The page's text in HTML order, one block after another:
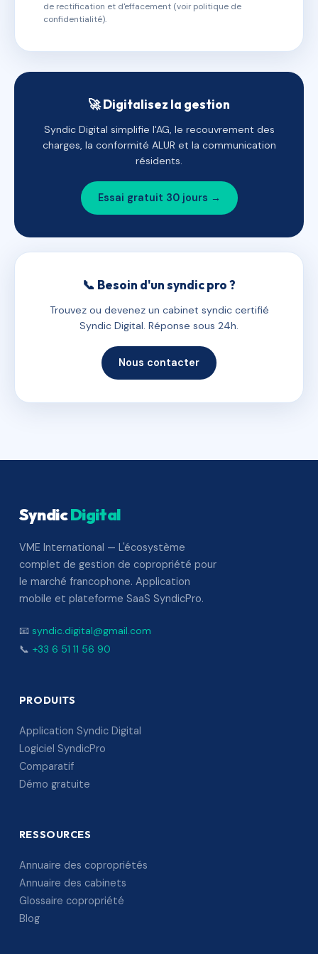
de rectification et d'effacement (voir politique de
confidentialité).
🚀 Digitalisez la gestion
Syndic Digital simplifie l'AG, le recouvrement des
charges, la conformité ALUR et la communication
résidents.
Essai gratuit 30 jours →
📞 Besoin d'un syndic pro ?
Trouvez ou devenez un cabinet syndic certifié
Syndic Digital. Réponse sous 24h.
Nous contacter
SyndicDigital
VME International — L'écosystème
complet de gestion de copropriété pour
le marché francophone. Application
mobile et plateforme SaaS SyndicPro.
📧 syndic.digital@gmail.com
📞 +33 6 51 11 56 90
PRODUITS
Application Syndic Digital
Logiciel SyndicPro
Comparatif
Démo gratuite
RESSOURCES
Annuaire des copropriétés
Annuaire des cabinets
Glossaire copropriété
Blog